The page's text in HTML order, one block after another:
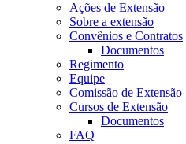
Ações de Extensão
Sobre a extensão
Convênios e Contratos
Documentos
Regimento
Equipe
Comissão de Extensão
Cursos de Extensão
Documentos
FAQ